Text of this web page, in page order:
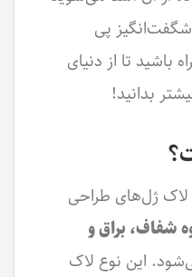
پی
باشید تا از دنیای
بدانید!
لاک ژل‌های طراحی
شفاف، براق و
این نوع لاک